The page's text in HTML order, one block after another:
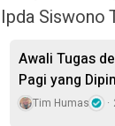
Ipda Siswono
Awali Tugas
Pagi yang
Tim Humas